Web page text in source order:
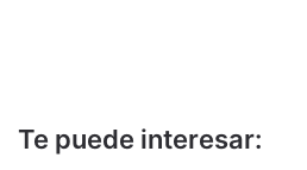
Te puede interesar: